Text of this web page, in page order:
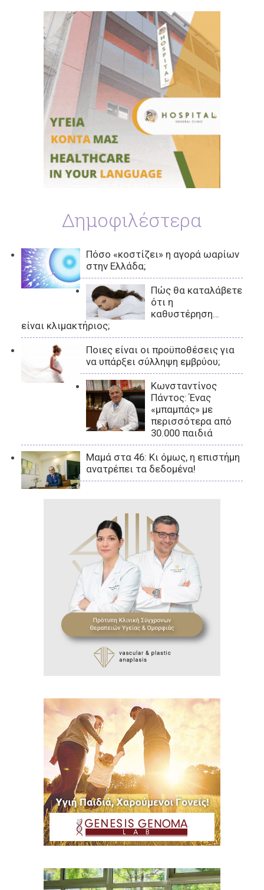
Δημοφιλέστερα
Πόσο «κοστίζει» η αγορά ωαρίων
στην Ελλάδα;
Πώς θα καταλάβετε
ότι η
καθυστέρηση…
είναι κλιμακτήριος;
Ποιες είναι οι προϋποθέσεις για
να υπάρξει σύλληψη εμβρύου;
Κωνσταντίνος
Πάντος: Ένας
«μπαμπάς» με
περισσότερα από
30.000 παιδιά
Μαμά στα 46: Κι όμως, η επιστήμη
ανατρέπει τα δεδομένα!